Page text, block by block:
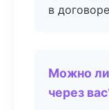
в
Можно
через